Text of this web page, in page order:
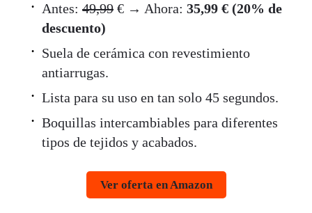
Antes: 49,99 € → Ahora: 35,99 € (20% de
descuento)
Suela de cerámica con revestimiento
antiarrugas.
Lista para su uso en tan solo 45 segundos.
Boquillas intercambiables para diferentes
tipos de tejidos y acabados.
Ver oferta en Amazon